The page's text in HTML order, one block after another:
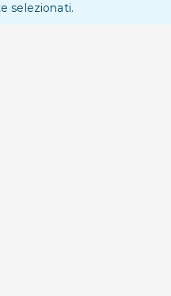
selezionati.